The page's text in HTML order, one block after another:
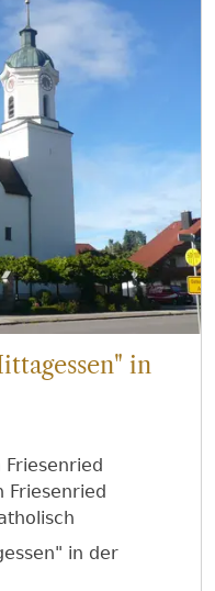
in
Friesenried
Friesenried
in der